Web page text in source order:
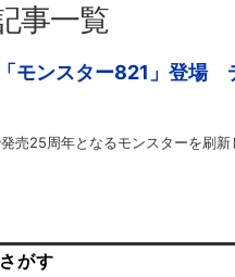
事一覧
モンスター821」登場
売25周年となるモンスターを刷
がす